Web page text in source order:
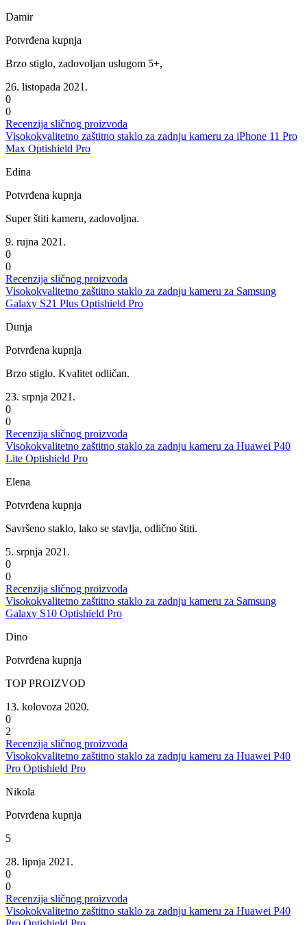
Damir
Potvrđena kupnja
Brzo stiglo, zadovoljan uslugom 5+,
26. listopada 2021.
0
0
Recenzija sličnog proizvoda
Visokokvalitetno zaštitno staklo za zadnju kameru za iPhone 11 Pro
Max Optishield Pro
Edina
Potvrđena kupnja
Super štiti kameru, zadovoljna.
9. rujna 2021.
0
0
Recenzija sličnog proizvoda
Visokokvalitetno zaštitno staklo za zadnju kameru za Samsung
Galaxy S21 Plus Optishield Pro
Dunja
Potvrđena kupnja
Brzo stiglo. Kvalitet odličan.
23. srpnja 2021.
0
0
Recenzija sličnog proizvoda
Visokokvalitetno zaštitno staklo za zadnju kameru za Huawei P40
Lite Optishield Pro
Elena
Potvrđena kupnja
Savršeno staklo, lako se stavlja, odlično štiti.
5. srpnja 2021.
0
0
Recenzija sličnog proizvoda
Visokokvalitetno zaštitno staklo za zadnju kameru za Samsung
Galaxy S10 Optishield Pro
Dino
Potvrđena kupnja
TOP PROIZVOD
13. kolovoza 2020.
0
2
Recenzija sličnog proizvoda
Visokokvalitetno zaštitno staklo za zadnju kameru za Huawei P40
Pro Optishield Pro
Nikola
Potvrđena kupnja
5
28. lipnja 2021.
0
0
Recenzija sličnog proizvoda
Visokokvalitetno zaštitno staklo za zadnju kameru za Huawei P40